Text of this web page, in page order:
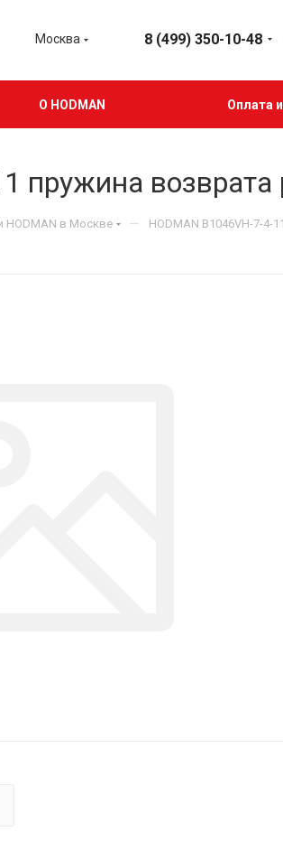
Москва 8 (499) 350-10-48
О HODMAN Оплата
пружина возврата
HODMAN в Москве — HODMAN B1046VH-7-